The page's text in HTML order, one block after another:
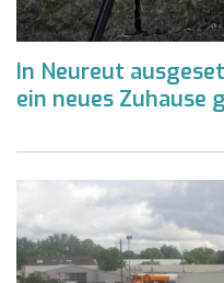
In Neureut
ein neues Zuhause